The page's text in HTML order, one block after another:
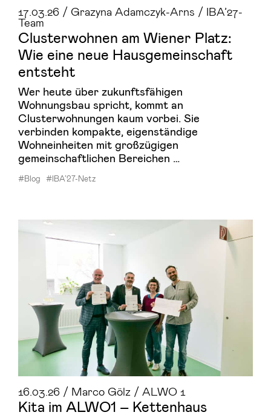
17.03.26 / Grazyna Adamczyk-Arns / IBA’27-
Team
Clus­ter­woh­nen am Wie­ner Platz:
Wie eine neue Haus­ge­mein­schaft
ent­steht
Wer heute über zukunftsfähigen
Wohnungsbau spricht, kommt an
Clusterwohnungen kaum vorbei. Sie
verbinden kompakte, eigenständige
Wohneinheiten mit großzügigen
gemeinschaftlichen Bereichen …
#Blog #IBA’27-Netz
16.03.26 / Marco Gölz / ALWO 1
Kita im ALWO1 – Ket­ten­haus